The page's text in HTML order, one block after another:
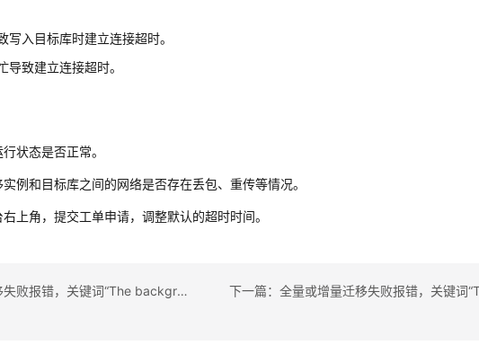
写入目标库时建立连接超时。
导致建立连接超时。
状态是否正常。
例和目标库之间的网络是否存在丢包、重传等情况。
上角，提交工单申请，调整默认的超时时间。
上一篇：全量迁移失败报错，关键词“The background process is unavailable. Maybe it has been killed manually or by the operating system. Please restart the task if possible or wait for restarting by itself within 5 minutes.”